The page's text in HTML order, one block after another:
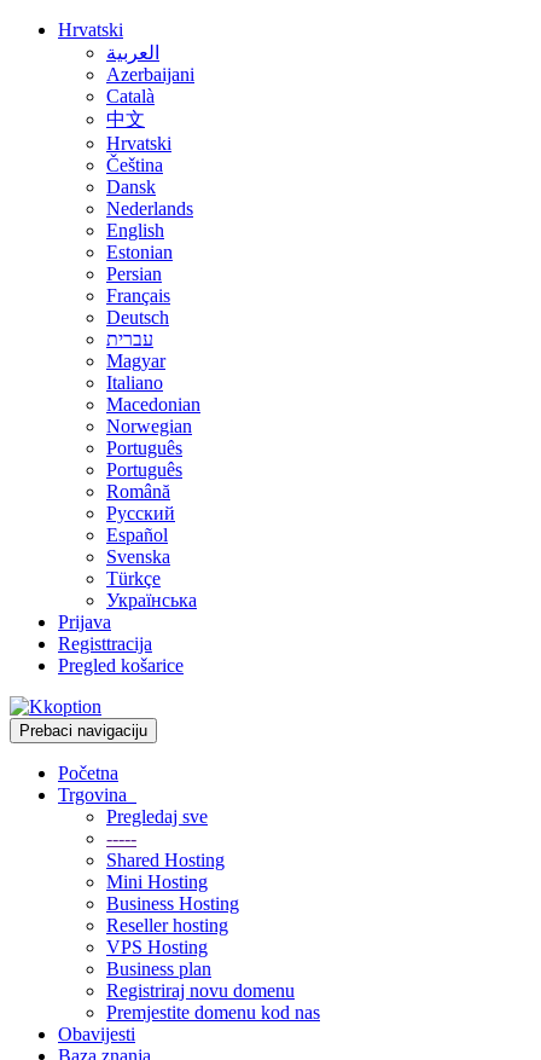
Hrvatski
العربية
Azerbaijani
Català
中文
Hrvatski
Čeština
Dansk
Nederlands
English
Estonian
Persian
Français
Deutsch
עברית
Magyar
Italiano
Macedonian
Norwegian
Português
Português
Română
Русский
Español
Svenska
Türkçe
Українська
Prijava
Registtracija
Pregled košarice
Prebaci navigaciju
Početna
Trgovina
Pregledaj sve
-----
Shared Hosting
Mini Hosting
Business Hosting
Reseller hosting
VPS Hosting
Business plan
Registriraj novu domenu
Premjestite domenu kod nas
Obavijesti
Baza znanja